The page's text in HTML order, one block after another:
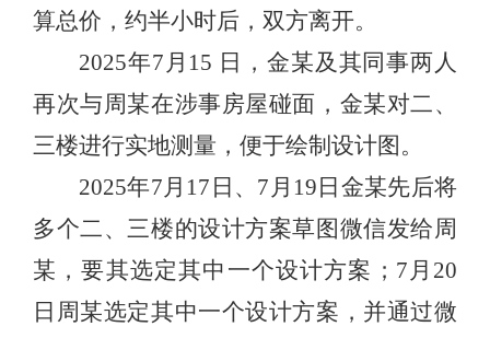
算总价，约半小时后，双方离开。
2025年7月15 日，金某及其同事两人
再次与周某在涉事房屋碰面，金某对二、
三楼进行实地测量，便于绘制设计图。
2025年7月17日、7月19日金某先后将
多个二、三楼的设计方案草图微信发给周
某，要其选定其中一个设计方案；7月20
日周某选定其中一个设计方案，并通过微